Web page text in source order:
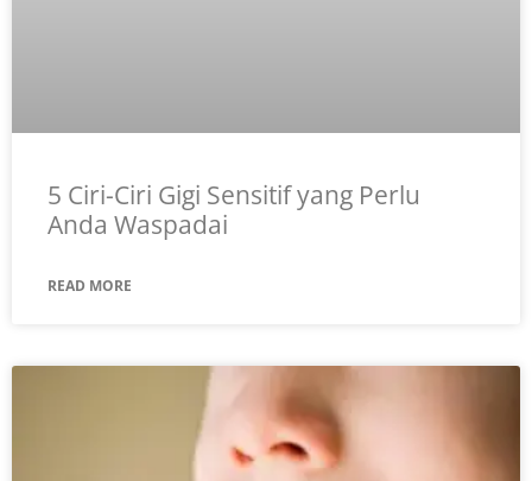
5 Ciri-Ciri Gigi Sensitif yang Perlu
Anda Waspadai
READ MORE